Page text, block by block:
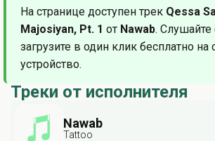
На странице доступен трек Qessa
Majosiyan, Pt. 1 от Nawab. Слушайте
загрузите в один клик бесплатно на
устройство.
Треки от исполнителя
Nawab
Tattoo